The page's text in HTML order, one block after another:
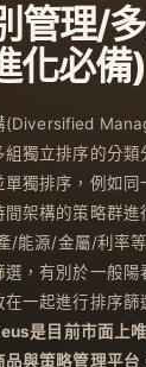
管理/
化必備)
(Diversified
獨立排序的分
獨排序，例如
架構的策略群
/能源/金屬/利率
，有別於一般
一起進行排序
是目前市面上
與策略管理平台